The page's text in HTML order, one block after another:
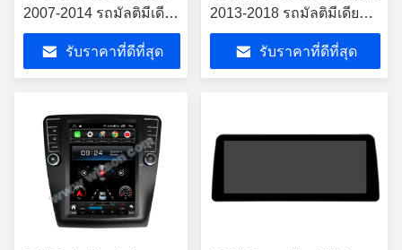
2007-2014 รถมัลติมีเดีย
สเตอริโอGPS CarPlay
Player
รับราคาที่ดีที่สุด
2013-2018 รถมัลติมีเดีย
สเตอริโอ
รับราคาที่ดีที่สุด